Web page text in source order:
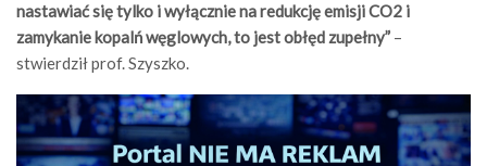
nastawiać się tylko i wyłącznie na redukcję emisji CO2 i
zamykanie kopalń węglowych, to jest obłęd zupełny” –
stwierdził prof. Szyszko.